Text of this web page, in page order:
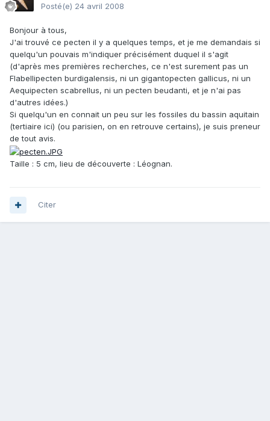
Posté(e) 24 avril 2008
Bonjour à tous,
J'ai trouvé ce pecten il y a quelques temps, et je me demandais si
quelqu'un pouvais m'indiquer précisément duquel il s'agit
(d'après mes premières recherches, ce n'est surement pas un
Flabellipecten burdigalensis, ni un gigantopecten gallicus, ni un
Aequipecten scabrellus, ni un pecten beudanti, et je n'ai pas
d'autres idées.)
Si quelqu'un en connait un peu sur les fossiles du bassin aquitain
(tertiaire ici) (ou parisien, on en retrouve certains), je suis preneur
de tout avis.
Taille : 5 cm, lieu de découverte : Léognan.
Citer